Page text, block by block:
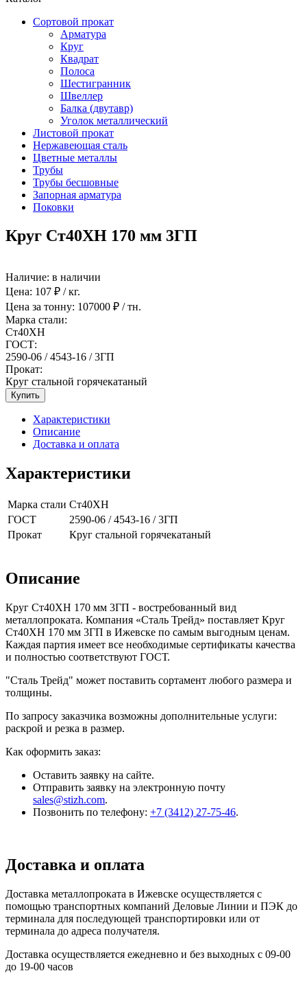
Сортовой прокат
Арматура
Круг
Квадрат
Полоса
Шестигранник
Швеллер
Балка (двутавр)
Уголок металлический
Листовой прокат
Нержавеющая сталь
Цветные металлы
Трубы
Трубы бесшовные
Запорная арматура
Поковки
Круг Ст40ХН 170 мм 3ГП
Наличие: в наличии
Цена: 107 ₽ / кг.
Цена за тонну: 107000 ₽ / тн.
Марка стали:
Ст40ХН
ГОСТ:
2590-06 / 4543-16 / 3ГП
Прокат:
Круг стальной горячекатаный
Купить
Характеристики
Описание
Доставка и оплата
Характеристики
Марка стали Ст40ХН
ГОСТ
2590-06 / 4543-16 / 3ГП
Прокат
Круг стальной горячекатаный
Описание
Круг Ст40ХН 170 мм 3ГП - востребованный вид
металлопроката. Компания «Сталь Трейд» поставляет Круг
Ст40ХН 170 мм 3ГП в Ижевске по самым выгодным ценам.
Каждая партия имеет все необходимые сертификаты качества
и полностью соответствуют ГОСТ.
"Сталь Трейд" может поставить сортамент любого размера и
толщины.
По запросу заказчика возможны дополнительные услуги:
раскрой и резка в размер.
Как оформить заказ:
Оставить заявку на сайте.
Отправить заявку на электронную почту
sales@stizh.com.
Позвонить по телефону: +7 (3412) 27-75-46.
Доставка и оплата
Доставка металлопроката в Ижевске осуществляется с
помощью транспортных компаний Деловые Линии и ПЭК до
терминала для последующей транспортировки или от
терминала до адреса получателя.
Доставка осуществляется ежедневно и без выходных с 09-00
до 19-00 часов